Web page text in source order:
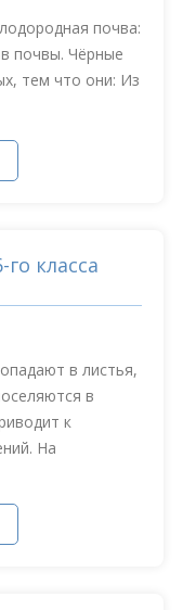
почва:
почвы. Чёрные
тем что они: Из
класса
в листья,
в
к
На